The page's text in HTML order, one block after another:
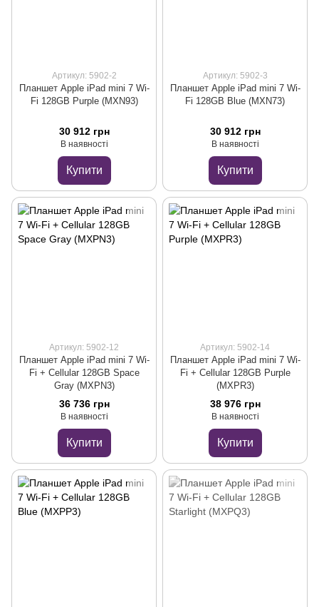
Артикул: 5902-2
Планшет Apple iPad mini 7 Wi-
Fi 128GB Purple (MXN93)
30 912 грн
В наявності
Купити
Артикул: 5902-3
Планшет Apple iPad mini 7 Wi-
Fi 128GB Blue (MXN73)
30 912 грн
В наявності
Купити
Артикул: 5902-12
Планшет Apple iPad mini 7 Wi-
Fi + Cellular 128GB Space
Gray (MXPN3)
36 736 грн
В наявності
Купити
Артикул: 5902-14
Планшет Apple iPad mini 7 Wi-
Fi + Cellular 128GB Purple
(MXPR3)
38 976 грн
В наявності
Купити